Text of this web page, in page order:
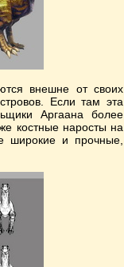
внешне от своих
Если там эта
Аргаана более
костные наросты на
широкие и прочные,